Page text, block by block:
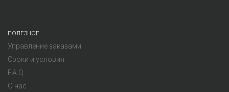
ПОЛЕЗНОЕ
Управление заказами
Сроки и условия
F.A.Q.
О нас